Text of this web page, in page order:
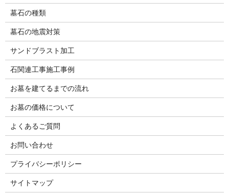
墓石の種類
墓石の地震対策
サンドブラスト加工
石関連工事施工事例
お墓を建てるまでの流れ
お墓の価格について
よくあるご質問
お問い合わせ
プライバシーポリシー
サイトマップ